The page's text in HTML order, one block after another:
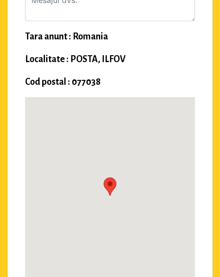
Tara anunt : Romania
Localitate : POSTA, ILFOV
Cod postal : 077038